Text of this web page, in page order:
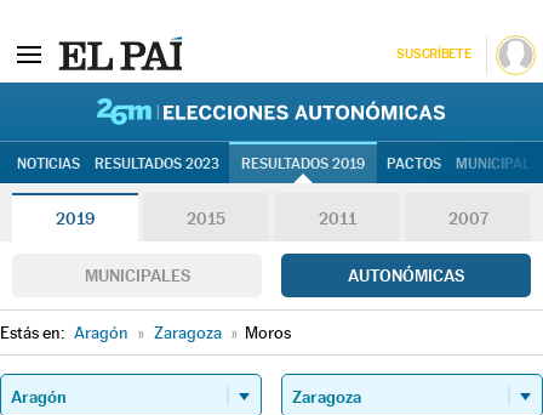
SUSCRÍBETE
NOTICIAS RESULTADOS 2023 RESULTADOS 2019 PACTOS
2019 2015 2011 2007
MUNICIPALES AUTONÓMICAS
Estás en: Aragón » Zaragoza » Moros